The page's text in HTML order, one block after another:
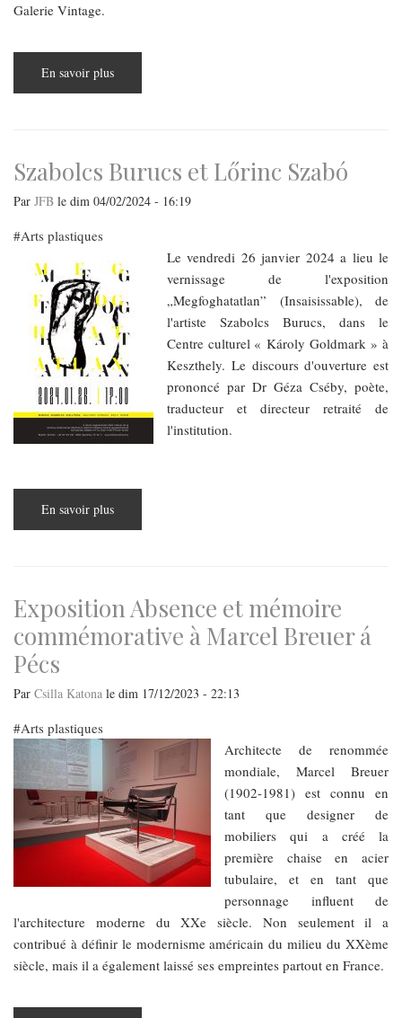
Galerie Vintage.
En savoir plus
nouvelle
de
Budapest
rend
hommage
à
Molnár
du
10
février
au
14
avril
2024
Szabolcs Burucs et Lőrinc Szabó
Par JFB le dim 04/02/2024 - 16:19
Arts plastiques
​​​​​​​Le vendredi 26 janvier 2024 a lieu le
vernissage de l'exposition
„Megfoghatatlan” (Insaisissable), de
l'artiste Szabolcs Burucs, dans le
Centre culturel « Károly Goldmark » à
Keszthely. Le discours d'ouverture est
prononcé par Dr Géza Cséby, poète,
traducteur et directeur retraité de
l'institution.
En savoir plus
Burucs
Exposition Absence et mémoire
commémorative à Marcel Breuer á
Pécs
Par Csilla Katona le dim 17/12/2023 - 22:13
Arts plastiques
Architecte de renommée
mondiale, Marcel Breuer
(1902-1981) est connu en
tant que designer de
mobiliers qui a créé la
première chaise en acier
tubulaire, et en tant que
personnage influent de
l'architecture moderne du XXe siècle. Non seulement il a
contribué à définir le modernisme américain du milieu du XXème
siècle, mais il a également laissé ses empreintes partout en France.